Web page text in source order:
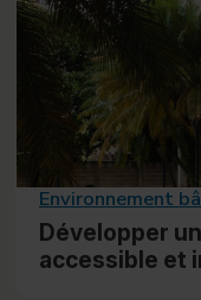
Environnement
Développer
accessible et